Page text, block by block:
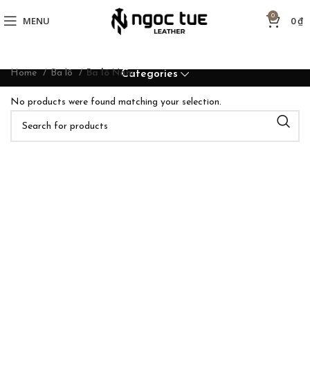
MENU 0 0₫
Categories
Home Ba lô Ba lô Nam
No products were found matching your selection.